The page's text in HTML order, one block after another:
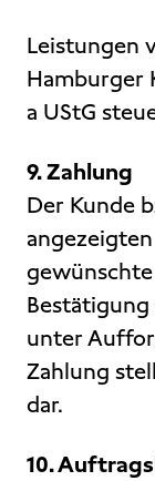
Leistungen
Hamburger
a UStG
9. Zahlung
Der Kunde
gewünschte
Bestätigung
unter
Zahlung
dar.
10.